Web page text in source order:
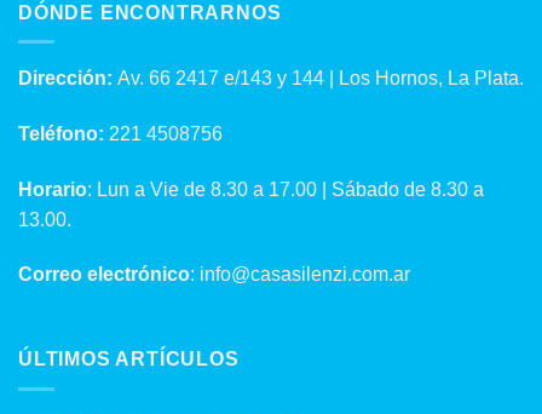
DÓNDE ENCONTRARNOS
Dirección: Av. 66 2417 e/143 y 144 | Los Hornos, La Plata.
Teléfono: 221 4508756
Horario: Lun a Vie de 8.30 a 17.00 | Sábado de 8.30 a
13.00.
Correo electrónico: info@casasilenzi.com.ar
ÚLTIMOS ARTÍCULOS